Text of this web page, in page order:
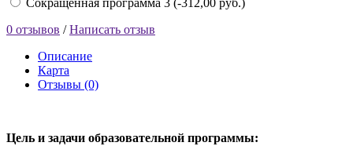
Сокращенная программа 3 (-312,00 руб.)
0 отзывов /Написать отзыв
Описание
Карта
Отзывы (0)
Цель и задачи образовательной программы: